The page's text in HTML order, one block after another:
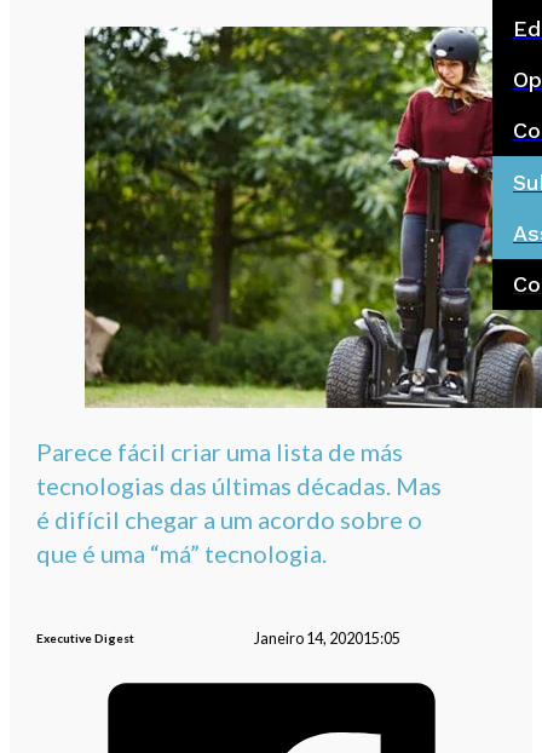
Parece fácil criar uma lista de más
tecnologias das últimas décadas. Mas
é difícil chegar a um acordo sobre o
que é uma “má” tecnologia.
Executive Digest Janeiro 14, 202015:05